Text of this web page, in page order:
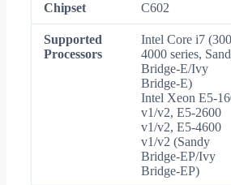
Chipset C602
Supported
Processors
Intel Core i7
4000 series,
Bridge-E/Ivy
Bridge-E)
Intel Xeon E5-
v1/v2, E5-2600
v1/v2, E5-4600
v1/v2 (Sandy
Bridge-EP/Ivy
Bridge-EP)